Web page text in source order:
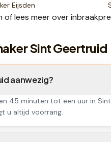
Eijsden
of lees meer over
Sint Geertruid
aanwezig?
45 minuten tot een uur in
u altijd voorrang.